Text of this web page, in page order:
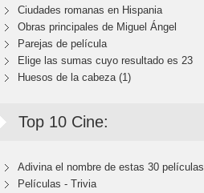
Ciudades romanas en Hispania
Obras principales de Miguel Ángel
Parejas de película
Elige las sumas cuyo resultado es 23
Huesos de la cabeza (1)
Top 10 Cine:
Adivina el nombre de estas 30 películas
Películas - Trivia